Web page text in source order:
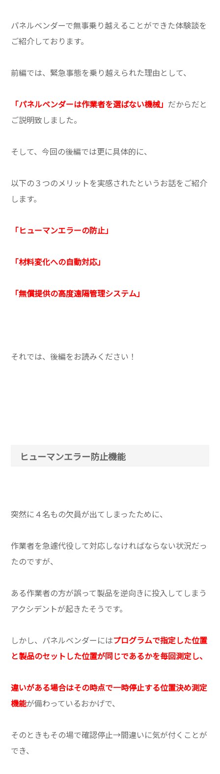
パネルベンダーで無事乗り越えることができた体験談を
ご紹介しております。
前編では、緊急事態を乗り越えられた理由として、
「パネルベンダーは作業者を選ばない機械」 だからだと
ご説明致しました。
そして、今回の後編では更に具体的に、
以下の３つのメリットを実感されたというお話をご紹介
します。
「ヒューマンエラーの防止」
「材料変化への自動対応」
「無償提供の高度遠隔管理システム」
それでは、後編をお読みください！
ヒューマンエラー防止機能
突然に４名もの欠員が出てしまったために、
作業者を急遽代役して対応しなければならない状況だっ
たのですが、
ある作業者の方が誤って製品を逆向きに投入してしまう
アクシデントが起きたそうです。
しかし、パネルベンダーにはプログラムで指定した位置
と製品のセットした位置が同じであるかを毎回測定し、
違いがある場合はその時点で一時停止する位置決め測定
機能が備わっているおかげで、
そのときもその場で確認停止→間違いに気が付くことが
でき、